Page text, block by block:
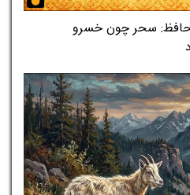
۱۵۳ دیوان حافظ: سحر چون خسرو